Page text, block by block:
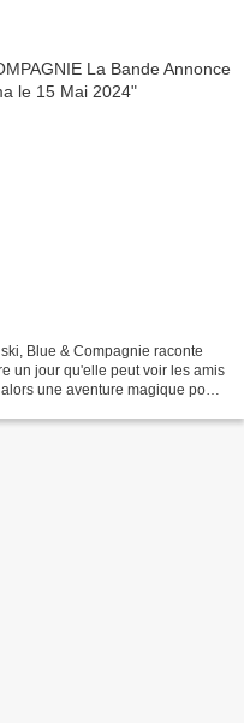
Blue & Compagnie raconte
un jour qu'elle peut voir les amis
une aventure magique pour